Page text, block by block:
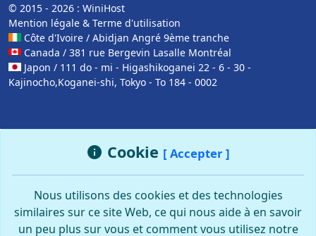
© 2015 - 2026 : WiniHost
Mention légale & Terme d'utilisation
Côte d'Ivoire / Abidjan Angré 9ème tranche
Canada / 381 rue Bergevin Lasalle Montréal
Japon / 111 do - mi - Higashikoganei 22 - 6 - 30 -
Kajinocho,Koganei-shi, Tokyo - To 184 - 0002
Cookie [ Accepter ]
Nous utilisons des cookies et des technologies
similaires sur ce site Web, ce qui nous aide à en savoir
un peu plus sur vous et comment vous utilisez notre